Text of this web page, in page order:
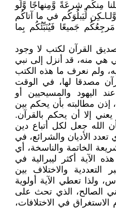
مِنكُم شِرعَةً وَّمِنهاجًا وَّلَو
لِّيَبلُوَكُم في ما آتاكُم
جَميعًا فَيُنَبِّئُكُم بِما
القرآن لكتب لا وجود
هي منه، قد أنزل إلى نبي
ولم نعرف ما هذه الكتب
مصدقا لها، في الوقت
اليهود والمسيحيين أو
إذن مطالبته بأن يحكم بين
يعني إلا أن يحكم بالقرآن.
الله جعل لكل أتباع دين
تعدد الأديان والشرائع، في
الخاتمة والناسخة، أي
الآية أكثر ليبرالية في
التعددية والاختلاف بين
ولذا تعطي الآية أولوية
الصالح، الذي تحث على
الاستغراق في الاختلافات،